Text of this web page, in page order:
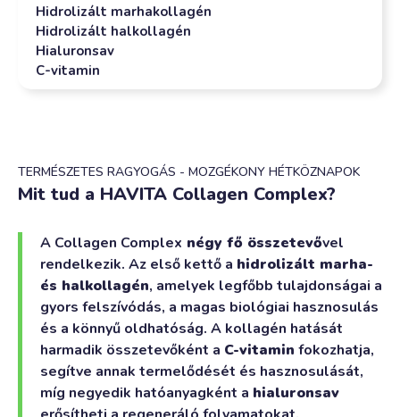
Hidrolizált marhakollagén
Hidrolizált halkollagén
Hialuronsav
C-vitamin
TERMÉSZETES RAGYOGÁS - MOZGÉKONY HÉTKÖZNAPOK
Mit tud a HAVITA Collagen Complex?
A Collagen Complex négy fő összetevővel
rendelkezik. Az első kettő a hidrolizált marha-
és halkollagén, amelyek legfőbb tulajdonságai a
gyors felszívódás, a magas biológiai hasznosulás
és a könnyű oldhatóság. A kollagén hatását
harmadik összetevőként a C-vitamin fokozhatja,
segítve annak termelődését és hasznosulását,
míg negyedik hatóanyagként a hialuronsav